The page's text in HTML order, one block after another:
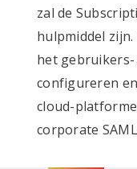
zal de
hulpmiddel
het
configureren
cloud-
corporate